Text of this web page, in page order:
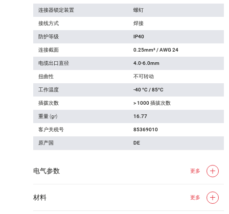
连接器锁定装置 螺钉
接线方式 焊接
防护等级 IP40
连接截面 0.25mm² / AWG 24
电缆出口直径 4.0-6.0mm
扭曲性 不可转动
工作温度 -40 °C / 85°C
插拨次数 > 1000 插拔次数
重量 (gr) 16.77
客户关税号 85369010
原产国 DE
电气参数 更多
材料 更多